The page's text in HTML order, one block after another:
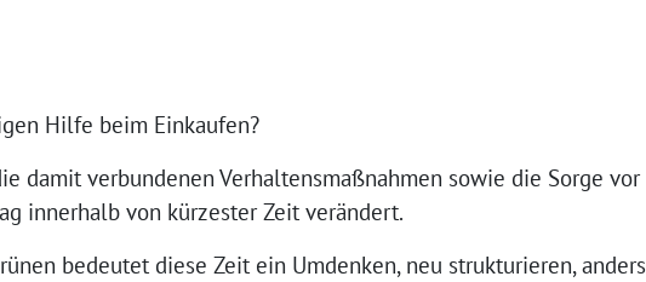
Hilfe beim Einkaufen?
damit verbundenen Verhaltensmaßnahmen sowie die Sorge vor
innerhalb von kürzester Zeit verändert.
bedeutet diese Zeit ein Umdenken, neu strukturieren, anders